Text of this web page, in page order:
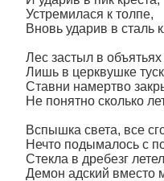
Устремилася к толпе,
Вновь ударив в сталь
Лес застыл в
Лишь в церквушке
Ставни намертво
Не понятно сколько
Вспышка света, все
Нечто подымалось с
Стекла в дребезг
Демон адский вместо